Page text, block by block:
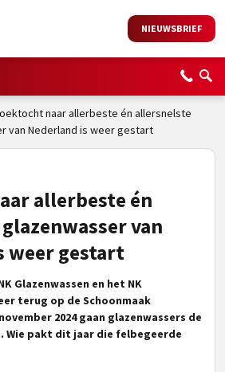
NIEUWSBRIEF
naar allerbeste én allersnelste
van Nederland is weer gestart
allerbeste én
van
weer gestart
Glazenwassen en het NK
terug op de Schoonmaak
2024 gaan glazenwassers de
Wie pakt dit jaar die felbegeerde